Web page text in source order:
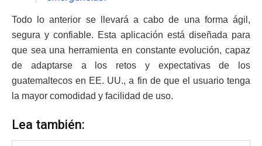
Todo lo anterior se llevará a cabo de una forma ágil,
segura y confiable. Esta aplicación está diseñada para
que sea una herramienta en constante evolución, capaz
de adaptarse a los retos y expectativas de los
guatemaltecos en EE. UU., a fin de que el usuario tenga
la mayor comodidad y facilidad de uso.
Lea también: